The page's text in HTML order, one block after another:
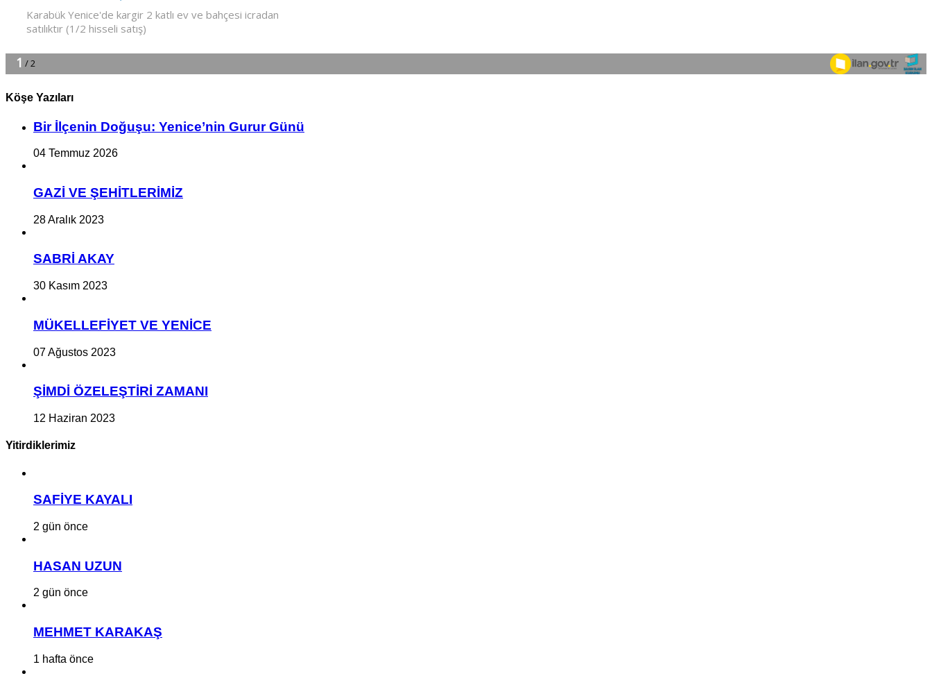
Köşe Yazıları
Bir İlçe­nin Do­ğu­şu: Ye­ni­ce’nin Gurur Günü
04 Temmuz 2026
GAZİ VE ŞEHİTLERİMİZ
28 Aralık 2023
SABRİ AKAY
30 Kasım 2023
MÜKELLEFİYET VE YENİCE
07 Ağustos 2023
ŞİMDİ ÖZELEŞTİRİ ZAMANI
12 Haziran 2023
Yitirdiklerimiz
SAFİYE KAYALI
2 gün önce
HASAN UZUN
2 gün önce
MEHMET KARAKAŞ
1 hafta önce